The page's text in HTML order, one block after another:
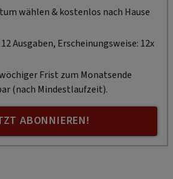
wählen & kostenlos nach Hause
Ausgaben, Erscheinungsweise: 12x
Frist zum Monatsende
(nach Mindestlaufzeit).
ABONNIEREN!